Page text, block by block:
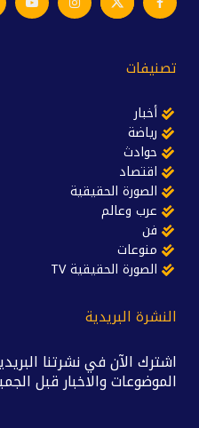
تصنيفات
أخبار
رياضة
حوادث
اقتصاد
الصورة الحقيقية
عرب وعالم
فن
منوعات
الصورة الحقيقية TV
النشرة البريدية
اشترك الآن في نشرتنا
الموضوعات والاخبار قبل